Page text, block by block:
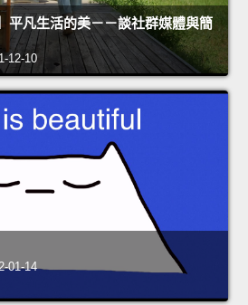
平凡生活的美－－談社群媒體與簡
12-10
01-14